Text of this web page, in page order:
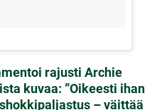
rajusti Archie
kuvaa: ”Oikeesti ihan
– väittää